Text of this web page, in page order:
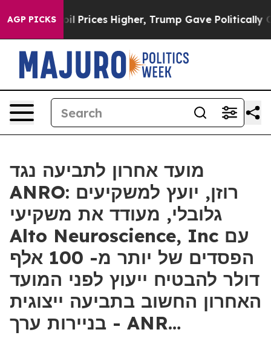
AGP PICKS
Drove oil Prices Higher, Trump Gave Politically
מועד אחרון לתביעה נגד
ANRO: רוזן, יועץ למשקיעים
גלובלי, מעודד את משקיעי
Alto Neuroscience, Inc עם
הפסדים של יותר מ- 100 אלף
דולר להבטיח ייעוץ לפני המועד
האחרון החשוב בתביעה ייצוגית
בניירות ערך - ANR…